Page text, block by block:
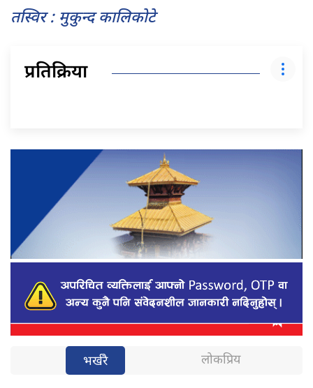
तस्विर : मुकुन्द कालिकोटे
प्रतिक्रिया
भर्खरै लोकप्रिय